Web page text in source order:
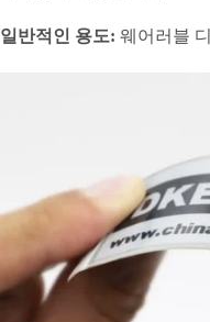
일반적인 용도: 웨어러블